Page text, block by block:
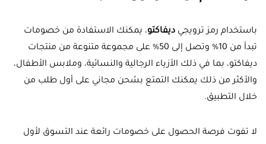
باستخدام رمز ترويجي ديفاكتو، يمكنك الاستفادة من خصومات
تبدأ من 10% وتصل إلى 50% على مجموعة متنوعة من منتجات
ديفاكتو، بما في ذلك الأزياء الرجالية والنسائية، وملابس الأطفال،
والأكثر من ذلك يمكنك التمتع بشحن مجاني على أول طلب من
خلال التطبيق.
لا تفوت فرصة الحصول على خصومات رائعة عند التسوق لأول